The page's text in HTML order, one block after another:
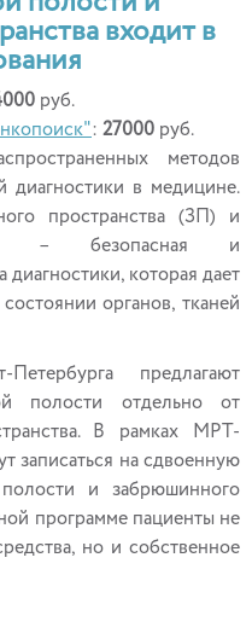
методов
диагностики в медицине.
пространства (ЗП) и
– безопасная и
которая дает
органов, тканей
предлагают
полости отдельно от
В рамках МРТ-
записаться на сдвоенную
и забрюшинного
программе пациенты не
но и собственное
входит в
руб.
: 27000 руб.